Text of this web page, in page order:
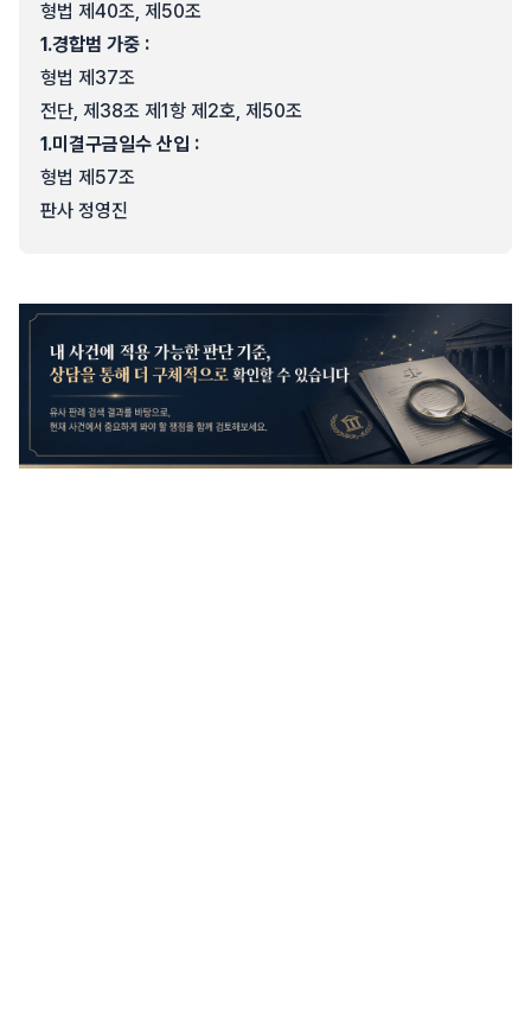
형법 제40조, 제50조
1.경합범 가중 :
형법 제37조
전단, 제38조 제1항 제2호, 제50조
1.미결구금일수 산입 :
형법 제57조
판사 정영진